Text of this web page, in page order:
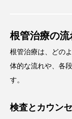
根管治療の流
根管治療は、どの
体的な流れや、各
す。
検査とカウン